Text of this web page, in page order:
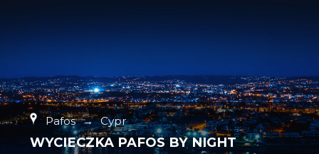
Pafos → Cypr
WYCIECZKA PAFOS BY NIGHT